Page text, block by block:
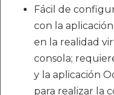
Fácil de
con la
en la realidad
consola;
y la aplicación
para realizar la